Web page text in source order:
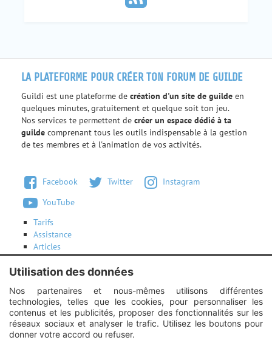
LA PLATEFORME POUR CRÉER TON FORUM DE GUILDE
Guildi est une plateforme de création d'un site de guilde en
quelques minutes, gratuitement et quelque soit ton jeu.
Nos services te permettent de créer un espace dédié à ta
guilde comprenant tous les outils indispensable à la gestion
de tes membres et à l'animation de vos activités.
Facebook Twitter
Instagram
YouTube
Tarifs
Assistance
Articles
Conditions d'utilisation
Contactez-nous
Instagram :Unexpected response structure
Utilisation des données
Nos partenaires et nous-mêmes utilisons différentes
technologies, telles que les cookies, pour personnaliser les
contenus et les publicités, proposer des fonctionnalités sur les
réseaux sociaux et analyser le trafic. Utilisez les boutons pour
donner votre accord ou refuser.